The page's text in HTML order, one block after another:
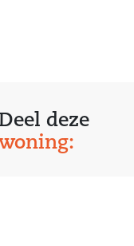
Deel deze